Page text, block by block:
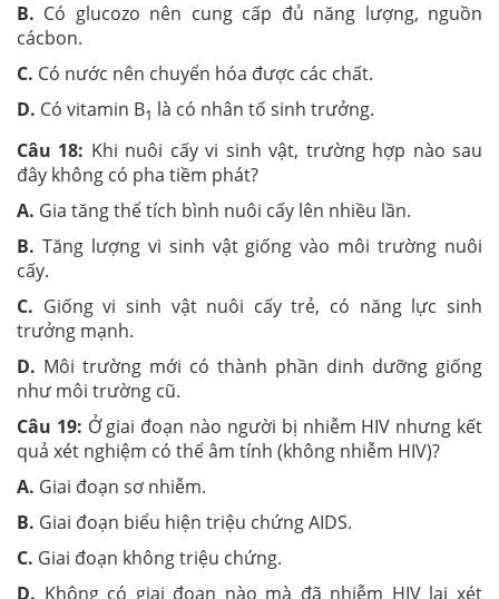
B. Có glucozo nên cung cấp đủ năng lượng, nguồn
cácbon.
C. Có nước nên chuyển hóa được các chất.
D. Có vitamin B1 là có nhân tố sinh trưởng.
Câu 18: Khi nuôi cấy vi sinh vật, trường hợp nào sau
đây không có pha tiềm phát?
A. Gia tăng thể tích bình nuôi cấy lên nhiều lần.
B. Tăng lượng vi sinh vật giống vào môi trường nuôi
cấy.
C. Giống vi sinh vật nuôi cấy trẻ, có năng lực sinh
trưởng mạnh.
D. Môi trường mới có thành phần dinh dưỡng giống
như môi trường cũ.
Câu 19: Ở giai đoạn nào người bị nhiễm HIV nhưng kết
quả xét nghiệm có thể âm tính (không nhiễm HIV)?
A. Giai đoạn sơ nhiễm.
B. Giai đoạn biểu hiện triệu chứng AIDS.
C. Giai đoạn không triệu chứng.
D. Không có giai đoạn nào mà đã nhiễm HIV lại xét